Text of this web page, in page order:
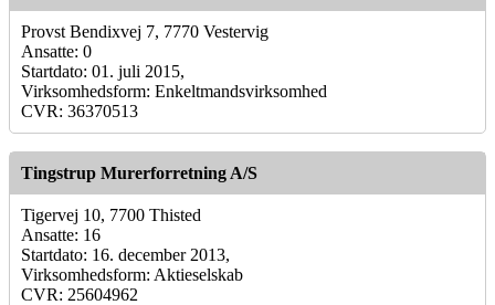
Provst Bendixvej 7, 7770 Vestervig
Ansatte: 0
Startdato: 01. juli 2015,
Virksomhedsform: Enkeltmandsvirksomhed
CVR: 36370513
Tingstrup Murerforretning A/S
Tigervej 10, 7700 Thisted
Ansatte: 16
Startdato: 16. december 2013,
Virksomhedsform: Aktieselskab
CVR: 25604962